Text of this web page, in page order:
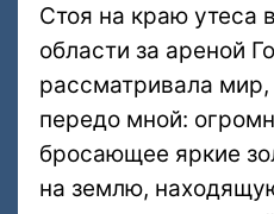
Стоя на краю утеса
области за ареной
рассматривала
передо мной:
бросающее яркие
на землю,